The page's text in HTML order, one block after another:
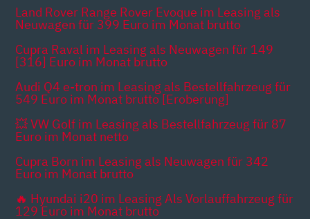
Land Rover Range Rover Evoque im Leasing als
Neuwagen für 399 Euro im Monat brutto
Cupra Raval im Leasing als Neuwagen für 149
[316] Euro im Monat brutto
Audi Q4 e-tron im Leasing als Bestellfahrzeug für
549 Euro im Monat brutto [Eroberung]
💥 VW Golf im Leasing als Bestellfahrzeug für 87
Euro im Monat netto
Cupra Born im Leasing als Neuwagen für 342
Euro im Monat brutto
🔥 Hyundai i20 im Leasing Als Vorlauffahrzeug für
129 Euro im Monat brutto